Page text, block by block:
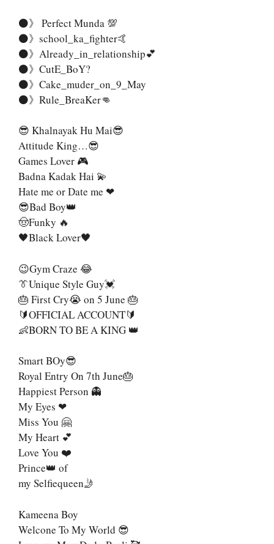
⚫》 Perfect Munda 💯
⚫》school_ka_fighter🤙
⚫》Already_in_relationship💕
⚫》CutE_BoY?
⚫》Cake_muder_on_9_May
⚫》Rule_BreaKer👊
😎 Khalnayak Hu Mai😎
Attitude King…😎
Games Lover 🎮
Badna Kadak Hai 💫
Hate me or Date me ❤
😎Bad Boy👑
🤠Funky 🔥
🖤Black Lover🖤
😉Gym Craze 😂
👔Unique Style Guy💓
🎂 First Cry😭 on 5 June 🎂
🔰OFFICIAL ACCOUNT🔰
👶BORN TO BE A KING 👑
Smart BOy😎
Royal Entry On 7th June🎂
Happiest Person 👻
My Eyes ❤
Miss You 🤗
My Heart 💕
Love You ❤️
Prince👑 of
my Selfiequeen🤳
Kameena Boy
Welcone To My World 😎